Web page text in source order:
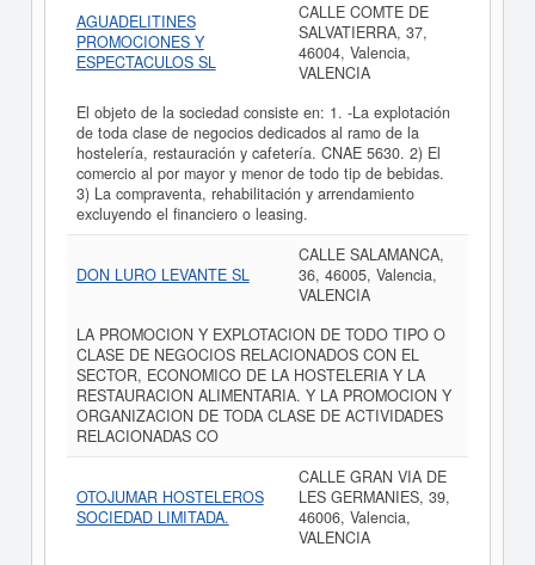
AGUADELITINES
PROMOCIONES Y
ESPECTACULOS SL
CALLE COMTE DE
SALVATIERRA, 37,
46004, Valencia,
VALENCIA
El objeto de la sociedad consiste en: 1. -La explotación
de toda clase de negocios dedicados al ramo de la
hostelería, restauración y cafetería. CNAE 5630. 2) El
comercio al por mayor y menor de todo tip de bebidas.
3) La compraventa, rehabilitación y arrendamiento
excluyendo el financiero o leasing.
DON LURO LEVANTE SL
CALLE SALAMANCA,
36, 46005, Valencia,
VALENCIA
LA PROMOCION Y EXPLOTACION DE TODO TIPO O
CLASE DE NEGOCIOS RELACIONADOS CON EL
SECTOR, ECONOMICO DE LA HOSTELERIA Y LA
RESTAURACION ALIMENTARIA. Y LA PROMOCION Y
ORGANIZACION DE TODA CLASE DE ACTIVIDADES
RELACIONADAS CO
OTOJUMAR HOSTELEROS
SOCIEDAD LIMITADA.
CALLE GRAN VIA DE
LES GERMANIES, 39,
46006, Valencia,
VALENCIA